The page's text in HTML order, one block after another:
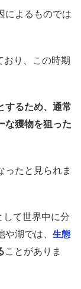
によるものでは
おり、この時期
するため、通常
な獲物を狙った
ったと見られま
して世界中に分
湖では、 生態
ことがありま